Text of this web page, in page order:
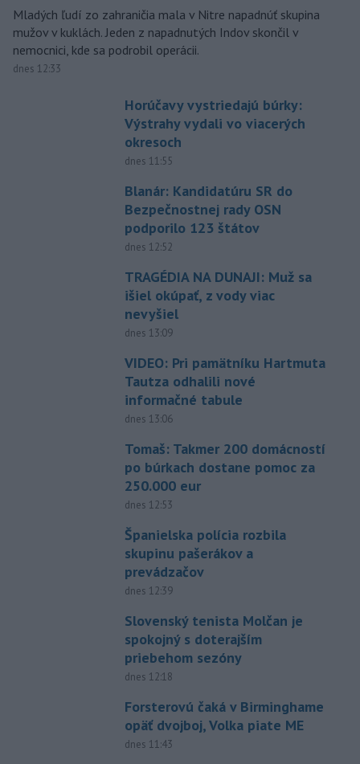
Mladých ľudí zo zahraničia mala v Nitre napadnúť skupina
mužov v kuklách. Jeden z napadnutých Indov skončil v
nemocnici, kde sa podrobil operácii.
dnes 12:33
Horúčavy vystriedajú búrky:
Výstrahy vydali vo viacerých
okresoch
dnes 11:55
Blanár: Kandidatúru SR do
Bezpečnostnej rady OSN
podporilo 123 štátov
dnes 12:52
TRAGÉDIA NA DUNAJI: Muž sa
išiel okúpať, z vody viac
nevyšiel
dnes 13:09
VIDEO: Pri pamätníku Hartmuta
Tautza odhalili nové
informačné tabule
dnes 13:06
Tomaš: Takmer 200 domácností
po búrkach dostane pomoc za
250.000 eur
dnes 12:53
Španielska polícia rozbila
skupinu pašerákov a
prevádzačov
dnes 12:39
Slovenský tenista Molčan je
spokojný s doterajším
priebehom sezóny
dnes 12:18
Forsterovú čaká v Birminghame
opäť dvojboj, Volka piate ME
dnes 11:43